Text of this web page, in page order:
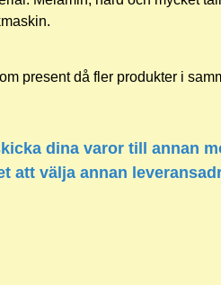
present då fler produkter i
dina varor till annan
att välja annan